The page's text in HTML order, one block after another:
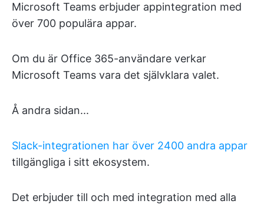
Microsoft Teams erbjuder appintegration med
över 700 populära appar.
Om du är Office 365-användare verkar
Microsoft Teams vara det självklara valet.
Å andra sidan...
Slack-integrationen har över 2400 andra appar
tillgängliga i sitt ekosystem.
Det erbjuder till och med integration med alla